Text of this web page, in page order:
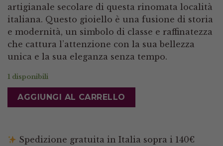
artigianale secolare di questa rinomata località
italiana. Questo gioiello è una fusione di storia
e modernità, un simbolo di classe e raffinatezza
che cattura l’attenzione con la sua bellezza
unica e la sua eleganza senza tempo.
1 disponibili
AGGIUNGI AL CARRELLO
Spedizione gratuita in Italia sopra i 140€